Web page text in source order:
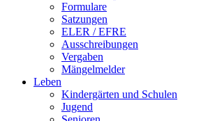
Formulare
Satzungen
ELER / EFRE
Ausschreibungen
Vergaben
Mängelmelder
Leben
Kindergärten und Schulen
Jugend